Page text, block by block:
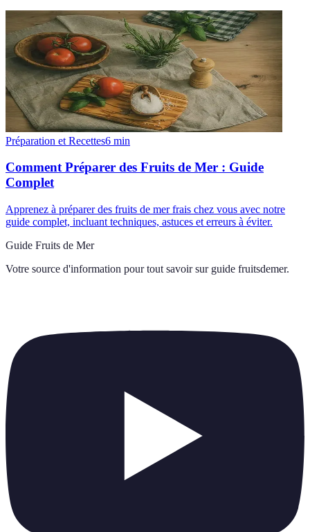
Préparation et Recettes6 min
Comment Préparer des Fruits de Mer : Guide
Complet
Apprenez à préparer des fruits de mer frais chez vous avec notre
guide complet, incluant techniques, astuces et erreurs à éviter.
Guide Fruits de Mer
Votre source d'information pour tout savoir sur guide fruitsdemer.